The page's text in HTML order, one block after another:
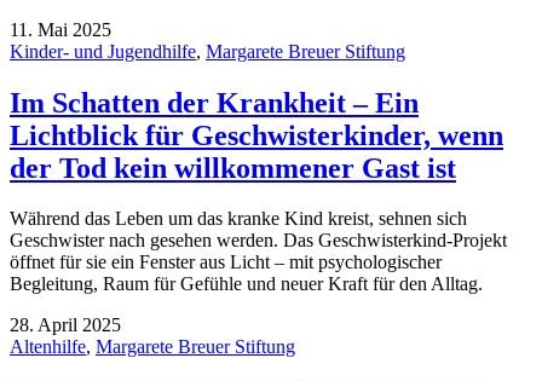
11. Mai 2025
Kinder- und Jugendhilfe, Margarete Breuer Stiftung
Im Schatten der Krankheit – Ein
Lichtblick für Geschwisterkinder, wenn
der Tod kein willkommener Gast ist
Während das Leben um das kranke Kind kreist, sehnen sich
Geschwister nach gesehen werden. Das Geschwisterkind-Projekt
öffnet für sie ein Fenster aus Licht – mit psychologischer
Begleitung, Raum für Gefühle und neuer Kraft für den Alltag.
28. April 2025
Altenhilfe, Margarete Breuer Stiftung